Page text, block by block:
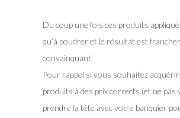
Du coup une fois ces produits
qu’à poudrer et le résultat est
convainquant.
Pour rappel si vous souhaitez acquérir
produits à des prix corrects (et ne pas
prendre la tête avec votre banquier